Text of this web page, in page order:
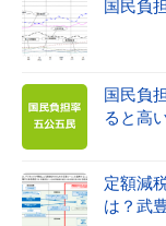
国民負
国民負
ると高
定額減
は？武